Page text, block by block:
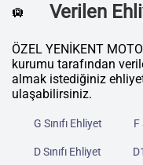
🛄 Verilen
ÖZEL YENİKENT
kurumu tarafından
almak istediğiniz
ulaşabilirsiniz.
G Sınıfı Ehliyet F
D Sınıfı Ehliyet